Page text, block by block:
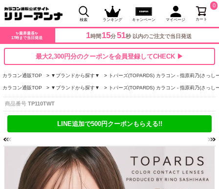
検索 ランキング キャンペーン マイページ カート
0
✨業界最長✨
17時まで当日発送
1時間 15分50秒 以内のご注文で当日発送
最大2,300円分のクーポンを会員登録してCHECK ▶
カラコン通販TOP ▼ブランドから探す▼ トパーズ(TOPARDS) カラコン - 指原莉乃(さっし
カラコン通販TOP ▼ブランドから探す▼ トパーズ(TOPARDS) カラコン - 指原莉乃(さっし
商品番号 TP110TWT
LINE追加で500円クーポンもらえる!!